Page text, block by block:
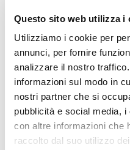
Questo sito web utilizza i
Utilizziamo i cookie per
annunci, per fornire
analizzare il nostro
informazioni sul modo in
nostri partner che si
pubblicità e social media,
con altre informazioni che
raccolto dal suo utilizzo
SEYDEL